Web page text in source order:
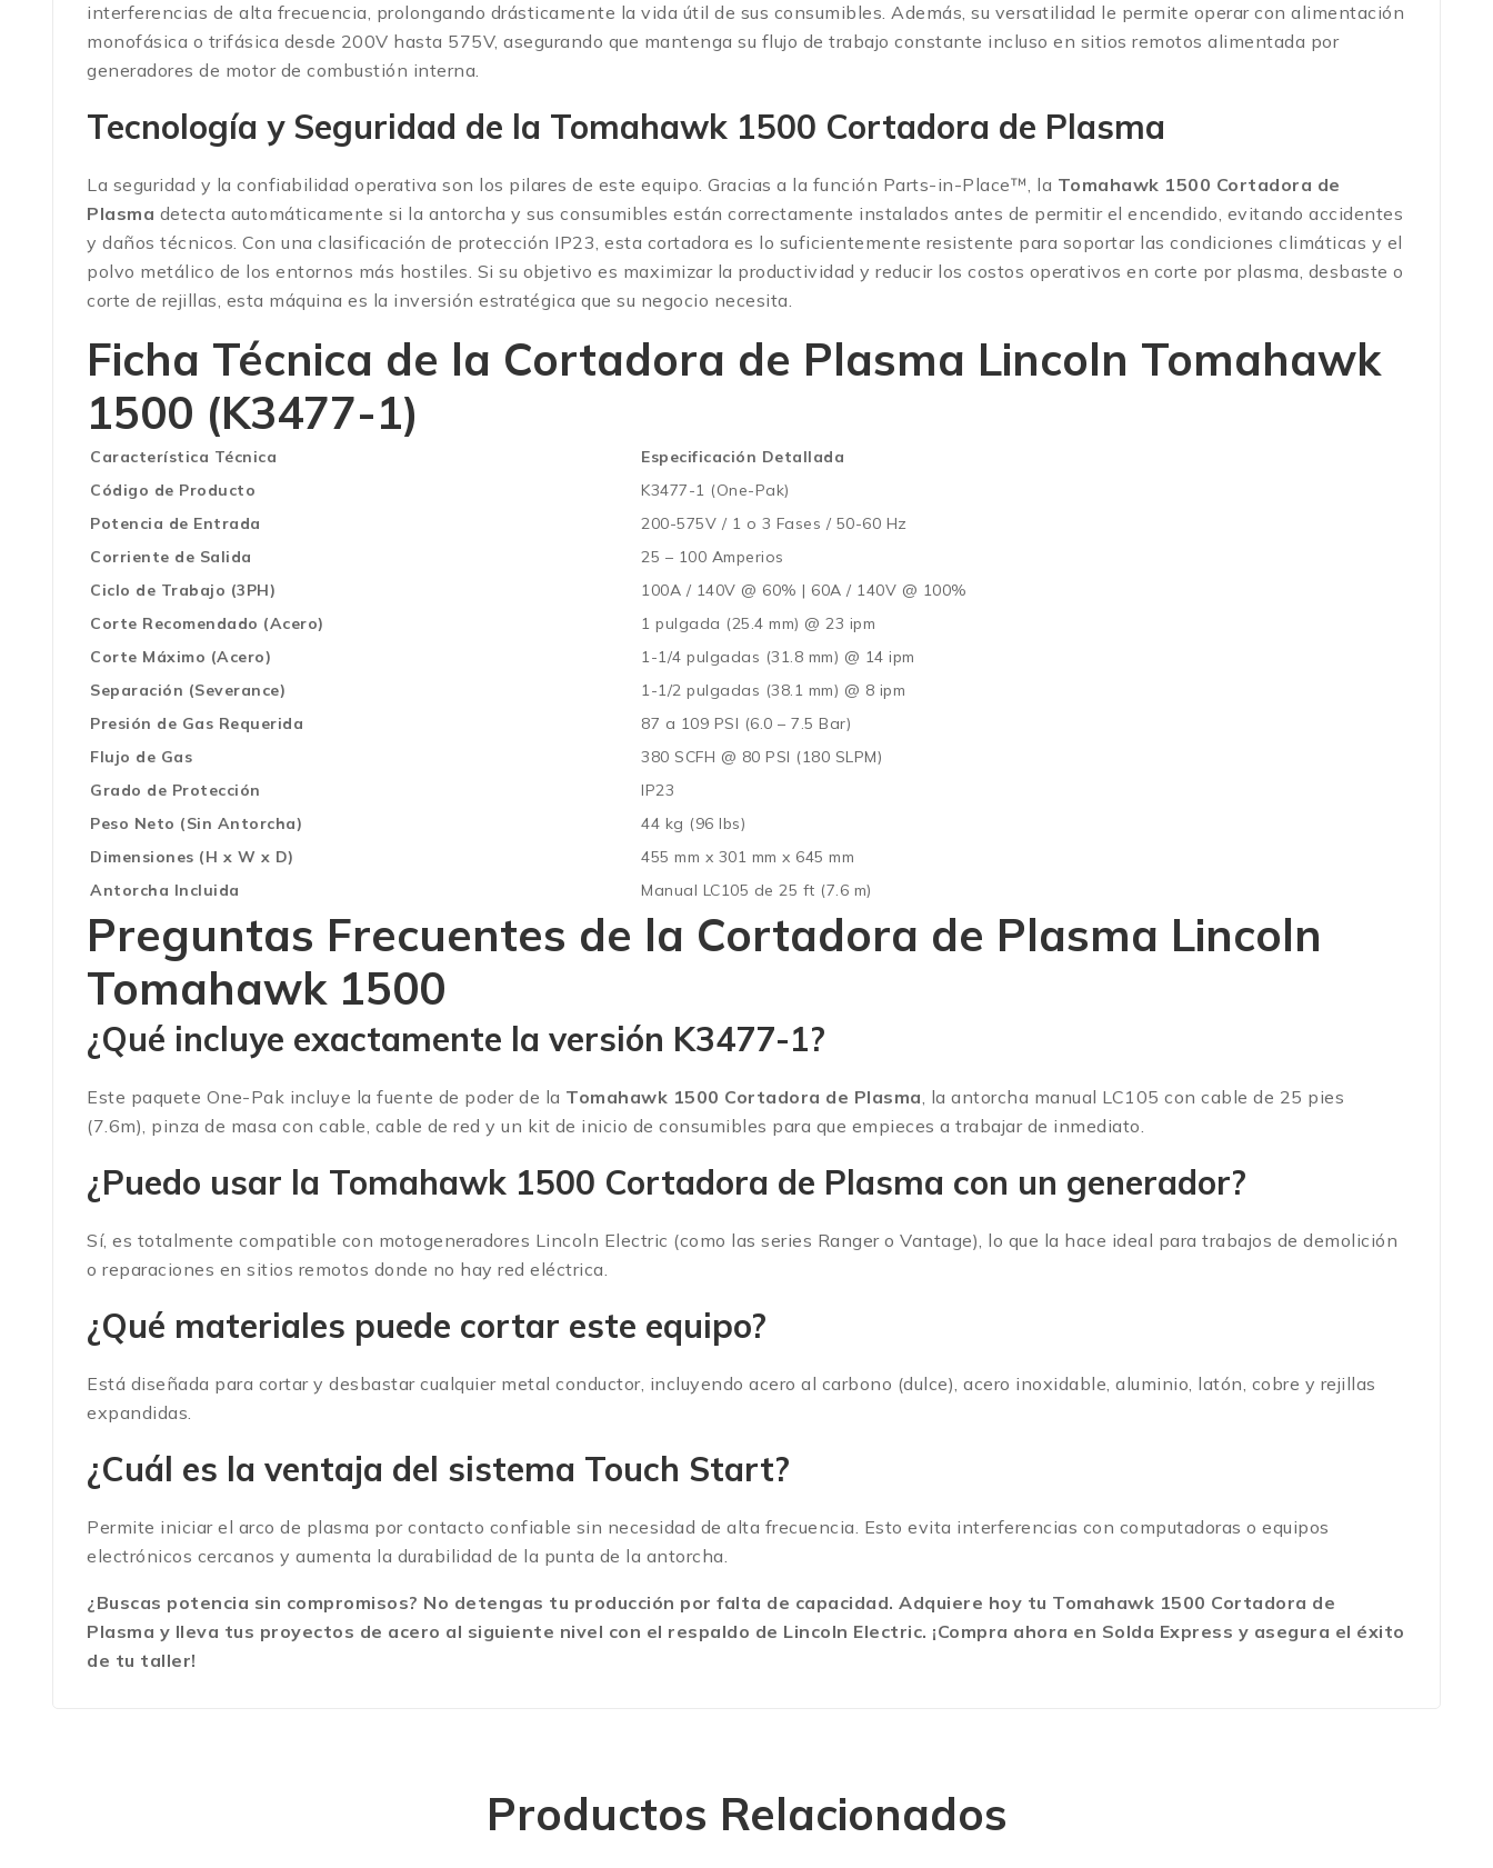
interferencias de alta frecuencia, prolongando drásticamente la vida útil de sus consumibles. Además, su versatilidad le permite operar con alimentación
monofásica o trifásica desde 200V hasta 575V, asegurando que mantenga su flujo de trabajo constante incluso en sitios remotos alimentada por
generadores de motor de combustión interna.
Tecnología y Seguridad de la Tomahawk 1500 Cortadora de Plasma
La seguridad y la confiabilidad operativa son los pilares de este equipo. Gracias a la función Parts-in-Place™, la Tomahawk 1500 Cortadora de
Plasma detecta automáticamente si la antorcha y sus consumibles están correctamente instalados antes de permitir el encendido, evitando accidentes
y daños técnicos. Con una clasificación de protección IP23, esta cortadora es lo suficientemente resistente para soportar las condiciones climáticas y el
polvo metálico de los entornos más hostiles. Si su objetivo es maximizar la productividad y reducir los costos operativos en corte por plasma, desbaste o
corte de rejillas, esta máquina es la inversión estratégica que su negocio necesita.
Ficha Técnica de la Cortadora de Plasma Lincoln Tomahawk
1500 (K3477-1)
Característica Técnica
Especificación Detallada
Código de Producto
K3477-1 (One-Pak)
Potencia de Entrada
200-575V / 1 o 3 Fases / 50-60 Hz
Corriente de Salida
25 – 100 Amperios
Ciclo de Trabajo (3PH)
100A / 140V @ 60% | 60A / 140V @ 100%
Corte Recomendado (Acero)
1 pulgada (25.4 mm) @ 23 ipm
Corte Máximo (Acero)
1-1/4 pulgadas (31.8 mm) @ 14 ipm
Separación (Severance)
1-1/2 pulgadas (38.1 mm) @ 8 ipm
Presión de Gas Requerida
87 a 109 PSI (6.0 – 7.5 Bar)
Flujo de Gas
380 SCFH @ 80 PSI (180 SLPM)
Grado de Protección
IP23
Peso Neto (Sin Antorcha)
44 kg (96 lbs)
Dimensiones (H x W x D)
455 mm x 301 mm x 645 mm
Antorcha Incluida
Manual LC105 de 25 ft (7.6 m)
Preguntas Frecuentes de la Cortadora de Plasma Lincoln
Tomahawk 1500
¿Qué incluye exactamente la versión K3477-1?
Este paquete One-Pak incluye la fuente de poder de la Tomahawk 1500 Cortadora de Plasma, la antorcha manual LC105 con cable de 25 pies
(7.6m), pinza de masa con cable, cable de red y un kit de inicio de consumibles para que empieces a trabajar de inmediato.
¿Puedo usar la Tomahawk 1500 Cortadora de Plasma con un generador?
Sí, es totalmente compatible con motogeneradores Lincoln Electric (como las series Ranger o Vantage), lo que la hace ideal para trabajos de demolición
o reparaciones en sitios remotos donde no hay red eléctrica.
¿Qué materiales puede cortar este equipo?
Está diseñada para cortar y desbastar cualquier metal conductor, incluyendo acero al carbono (dulce), acero inoxidable, aluminio, latón, cobre y rejillas
expandidas.
¿Cuál es la ventaja del sistema Touch Start?
Permite iniciar el arco de plasma por contacto confiable sin necesidad de alta frecuencia. Esto evita interferencias con computadoras o equipos
electrónicos cercanos y aumenta la durabilidad de la punta de la antorcha.
¿Buscas potencia sin compromisos? No detengas tu producción por falta de capacidad. Adquiere hoy tu Tomahawk 1500 Cortadora de
Plasma y lleva tus proyectos de acero al siguiente nivel con el respaldo de Lincoln Electric. ¡Compra ahora en Solda Express y asegura el éxito
de tu taller!
Productos Relacionados